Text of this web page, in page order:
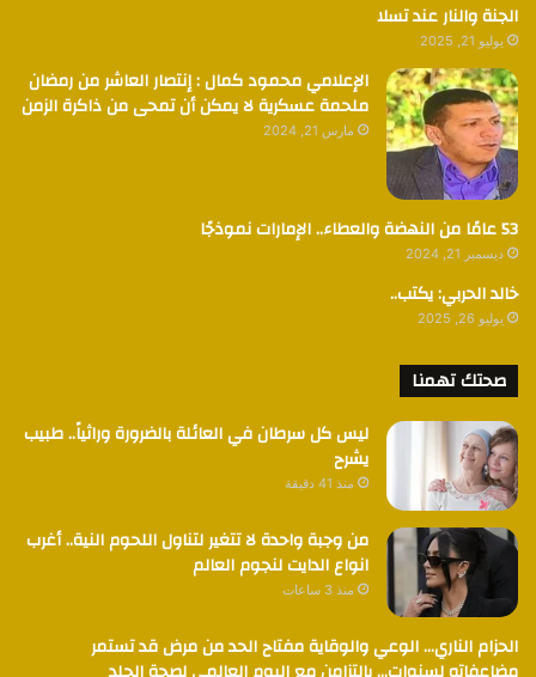
الجنة والنار عند تسلا
يوليو 21, 2025
الإعلامي محمود كمال : إنتصار العاشر من رمضان
ملحمة عسكرية لا يمكن أن تمحى من ذاكرة الزمن
مارس 21, 2024
53 عامًا من النهضة والعطاء.. الإمارات نموذجًا
ديسمبر 21, 2024
خالد الحربي: يكتب..
يوليو 26, 2025
صحتك تهمنا
ليس كل سرطان في العائلة بالضرورة وراثياً.. طبيب
يشرح
منذ 41 دقيقة
من وجبة واحدة لا تتغير لتناول اللحوم النية.. أغرب
انواع الدايت لنجوم العالم
منذ 3 ساعات
الحزام الناري… الوعي والوقاية مفتاح الحد من مرض قد تستمر